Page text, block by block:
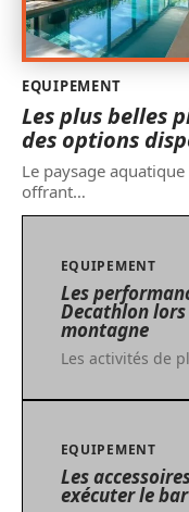
EQUIPEMENT
Les plus belles
des options
Le paysage
offrant…
EQUIPEMENT
Les
Decathlon
montagne
Les activités de
EQUIPEMENT
Les
exécuter le